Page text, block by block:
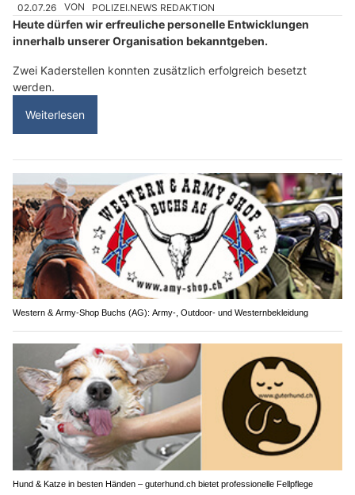
02.07.26 VON POLIZEI.NEWS REDAKTION
Heute dürfen wir erfreuliche personelle Entwicklungen
innerhalb unserer Organisation bekanntgeben.
Zwei Kaderstellen konnten zusätzlich erfolgreich besetzt
werden.
Weiterlesen
Western & Army-Shop Buchs (AG): Army-, Outdoor- und Westernbekleidung
Hund & Katze in besten Händen – guterhund.ch bietet professionelle Fellpflege